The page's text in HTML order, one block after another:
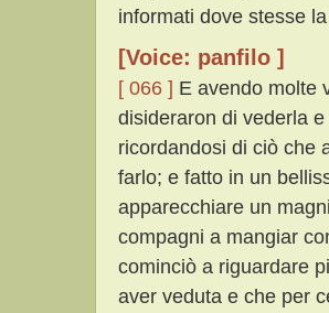
informati dove stesse
[Voice: panfilo ]
[ 066 ] E avendo molte
disideraron di vederla
ricordandosi di ciò che
farlo; e fatto in un
apparecchiare un
compagni a mangiar
cominciò a riguardare
aver veduta e che per